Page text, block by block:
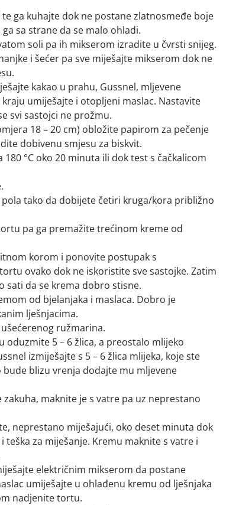
ga kuhajte dok ne postane zlatnosmeđe boje
sa strane da se malo ohladi.
soli pa ih mikserom izradite u čvrsti snijeg.
i šećer pa sve miješajte mikserom dok ne
kakao u prahu, Gussnel, mljevene
kraju umiješajte i otopljeni maslac. Nastavite
svi sastojci ne prožmu.
18 – 20 cm) obložite papirom za pečenje
dobivenu smjesu za biskvit.
°C oko 20 minuta ili dok test s čačkalicom
tako da dobijete četiri kruga/kora približno
pa ga premažite trećinom kreme od
korom i ponovite postupak s
ovako dok ne iskoristite sve sastojke. Zatim
sati da se krema dobro stisne.
od bjelanjaka i maslaca. Dobro je
lješnjacima.
ružmarina.
oduzmite 5 – 6 žlica, a preostalo mlijeko
izmiješajte s 5 – 6 žlica mlijeka, koje ste
bude blizu vrenja dodajte mu mljevene
maknite je s vatre pa uz neprestano
neprestano miješajući, oko deset minuta dok
teška za miješanje. Kremu maknite s vatre i
električnim mikserom da postane
umiješajte u ohlađenu kremu od lješnjaka
nadjenite tortu.